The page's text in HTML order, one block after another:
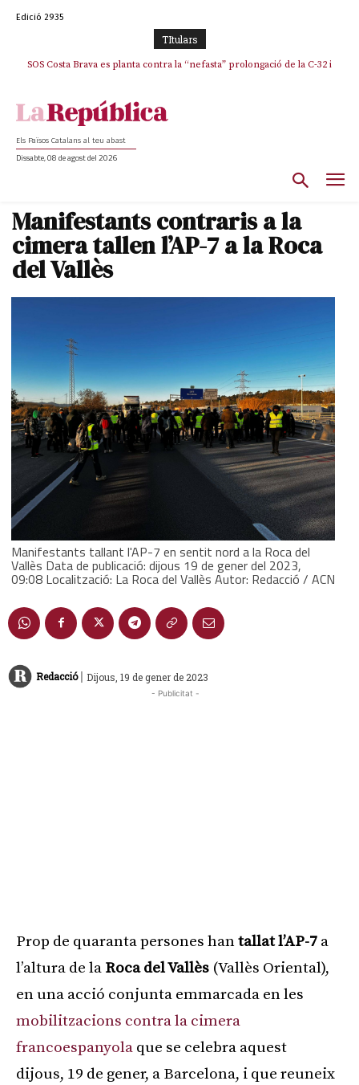
Edició 2935
TItulars
SOS Costa Brava es planta contra la “nefasta” prolongació de la C-32 i
La memòria viva de Josep Sunyol uneix l’esport i la cultura en un emotiu
Els Països Catalans al teu abast
Dissabte, 08 de agost del 2026
Manifestants contraris a la
cimera tallen l’AP-7 a la Roca
del Vallès
Manifestants tallant l'AP-7 en sentit nord a la Roca del
Vallès Data de publicació: dijous 19 de gener del 2023,
09:08 Localització: La Roca del Vallès Autor: Redacció / ACN
Redacció | Dijous, 19 de gener de 2023
- Publicitat -
Prop de quaranta persones hantallat l’AP-7 a
l’altura de la Roca del Vallès (Vallès Oriental),
en una acció conjunta emmarcada en les
mobilitzacions contra la cimera
francoespanyola que se celebra aquest
dijous, 19 de gener, a Barcelona, i que reuneix